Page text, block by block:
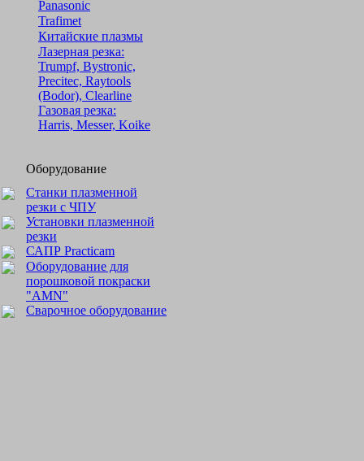
Panasonic
Trafimet
Китайские плазмы
Лазерная резка:
Trumpf, Bystronic,
Precitec, Raytools
(Bodor), Clearline
Газовая резка:
Harris, Messer, Koike
Оборудование
Станки плазменной
резки с ЧПУ
Установки плазменной
резки
САПР Practicam
Оборудование для
порошковой покраски
"AMN"
Сварочное оборудование